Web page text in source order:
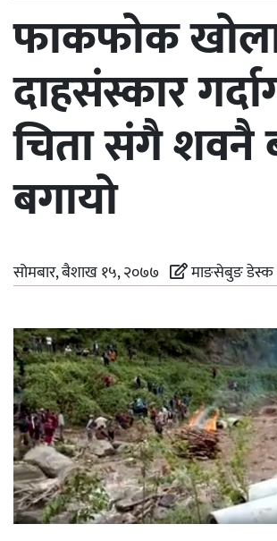
फाकफोक
दाहसंस्कार
चिता संगै शवनै
बगायो
सोमबार, बैशाख १५, २०७७ माङसेबुङ डेस्क